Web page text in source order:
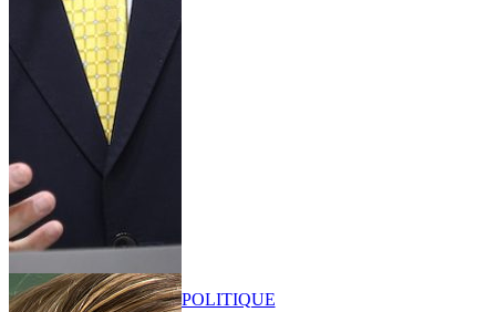
POLITIQUE